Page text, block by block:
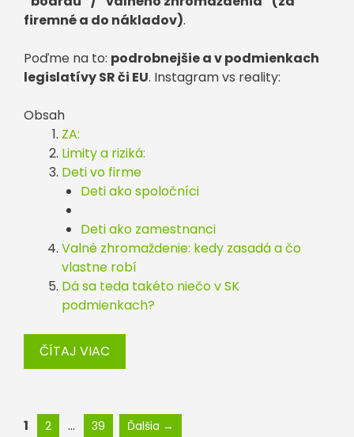
firemné a do nákladov).
Poďme na to: podrobnejšie a v podmienkach
legislatívy SR či EU. Instagram vs reality:
Obsah
ZA:
Limity a riziká:
Deti vo firme
Deti ako spoločníci
Deti ako zamestnanci
Valné zhromaždenie: kedy zasadá a čo
vlastne robí
Dá sa teda takéto niečo v SK
podmienkach?
ČÍTAJ VIAC
Stránka
1 Stránka
2 … Stránka
39 Ďalšia →